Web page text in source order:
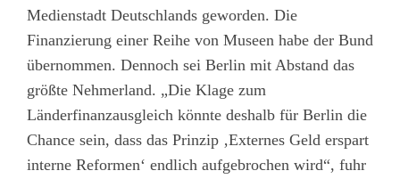
Medienstadt Deutschlands geworden. Die
Finanzierung einer Reihe von Museen habe der Bund
übernommen. Dennoch sei Berlin mit Abstand das
größte Nehmerland. „Die Klage zum
Länderfinanzausgleich könnte deshalb für Berlin die
Chance sein, dass das Prinzip ‚Externes Geld erspart
interne Reformen‘ endlich aufgebrochen wird“, fuhr